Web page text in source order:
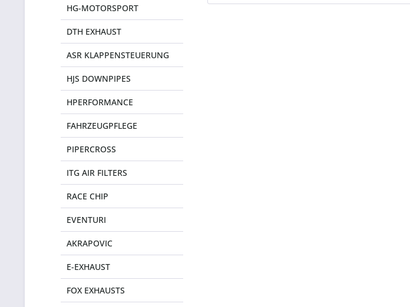
HG-MOTORSPORT
DTH EXHAUST
ASR KLAPPENSTEUERUNG
HJS DOWNPIPES
HPERFORMANCE
FAHRZEUGPFLEGE
PIPERCROSS
ITG AIR FILTERS
RACE CHIP
EVENTURI
AKRAPOVIC
E-EXHAUST
FOX EXHAUSTS